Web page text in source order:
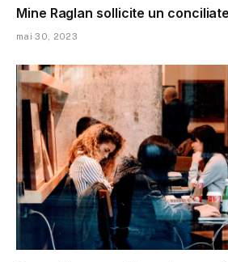
Mine Raglan sollicite un
mai 30, 2023